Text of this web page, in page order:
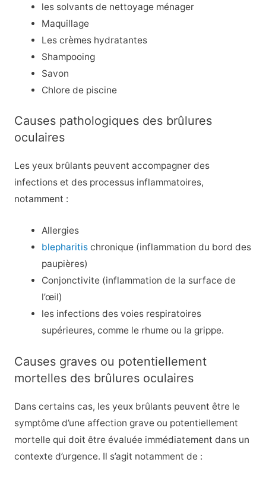
les solvants de nettoyage ménager
Maquillage
Les crèmes hydratantes
Shampooing
Savon
Chlore de piscine
Causes pathologiques des brûlures
oculaires
Les yeux brûlants peuvent accompagner des
infections et des processus inflammatoires,
notamment :
Allergies
blepharitis chronique (inflammation du bord des
paupières)
Conjonctivite (inflammation de la surface de
l’œil)
les infections des voies respiratoires
supérieures, comme le rhume ou la grippe.
Causes graves ou potentiellement
mortelles des brûlures oculaires
Dans certains cas, les yeux brûlants peuvent être le
symptôme d’une affection grave ou potentiellement
mortelle qui doit être évaluée immédiatement dans un
contexte d’urgence. Il s’agit notamment de :